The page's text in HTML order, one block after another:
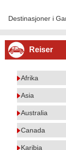
Destinasjoner i
Reiser
Afrika
Asia
Australia
Canada
Karibia